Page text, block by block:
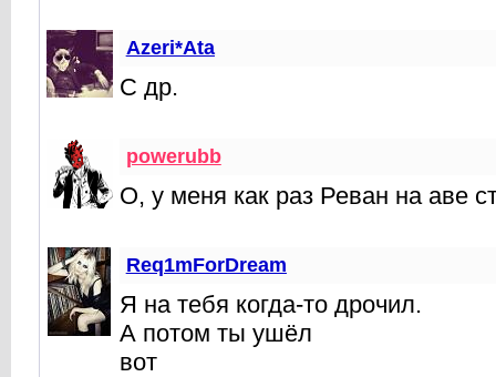
Azeri*Ata
С др.
powerubb
О, у меня как раз Реван на аве
Req1mForDream
Я на тебя когда-то дрочил.
А потом ты ушёл
вот